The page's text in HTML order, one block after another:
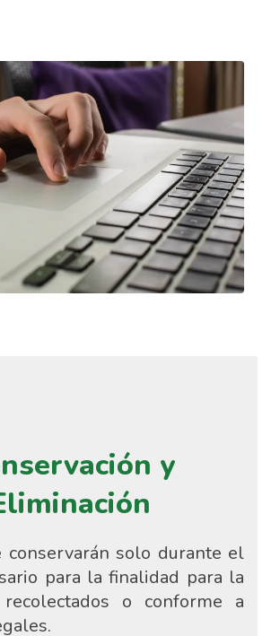
y
conservarán solo durante el
para la finalidad para la
o conforme a